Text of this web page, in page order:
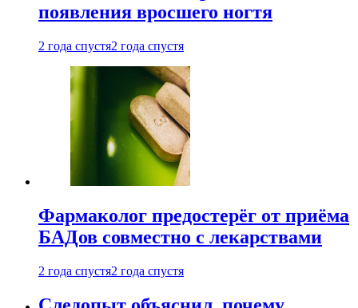
появления вросшего ногтя
2 года спустя2 года спустя
Фармаколог предостерёг от приёма
БАДов совместно с лекарствами
2 года спустя2 года спустя